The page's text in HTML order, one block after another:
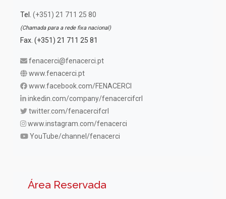
Tel. (+351) 21 711 25 80
(Chamada para a rede fixa nacional)
Fax. (+351) 21 711 25 81
fenacerci@fenacerci.pt
www.fenacerci.pt
www.facebook.com/FENACERCI
inkedin.com/company/fenacercifcrl
twitter.com/fenacercifcrl
www.instagram.com/fenacerci
YouTube/channel/fenacerci
Área Reservada